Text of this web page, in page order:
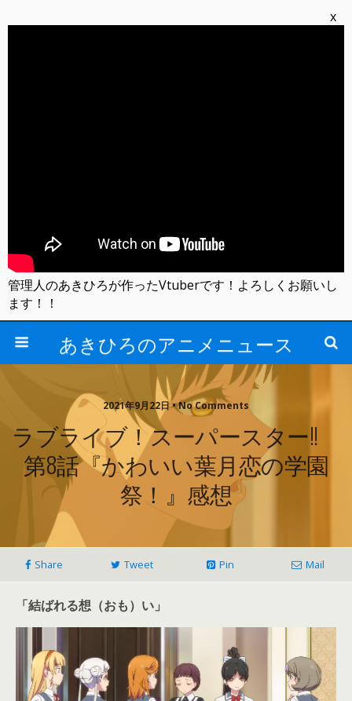
あきひろのアニメニュース
2021年9月22日 • No Comments
ラブライブ！スーパースター!!
第8話『かわいい葉月恋の学園
祭！』感想
Share Tweet Pin Mail
「結ばれる想（おも）い」
x
管理人のあきひろが作ったVtuberです！よろしくお願いし
ます！！